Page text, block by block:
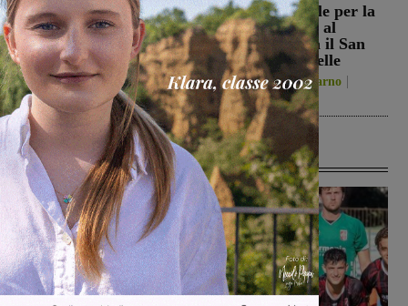
Reggello, i consiglieri di
opposizione: “La TARI
2026 resta più alta di
quella del 2022”
Politica 8 Agosto 2026
Prima stagionale per la
Sangiovannese, al
“Fedini” arriva il San
Donato Tavarnelle
San Giovanni Valdarno
8 Agosto 2026
Ultime Notizie